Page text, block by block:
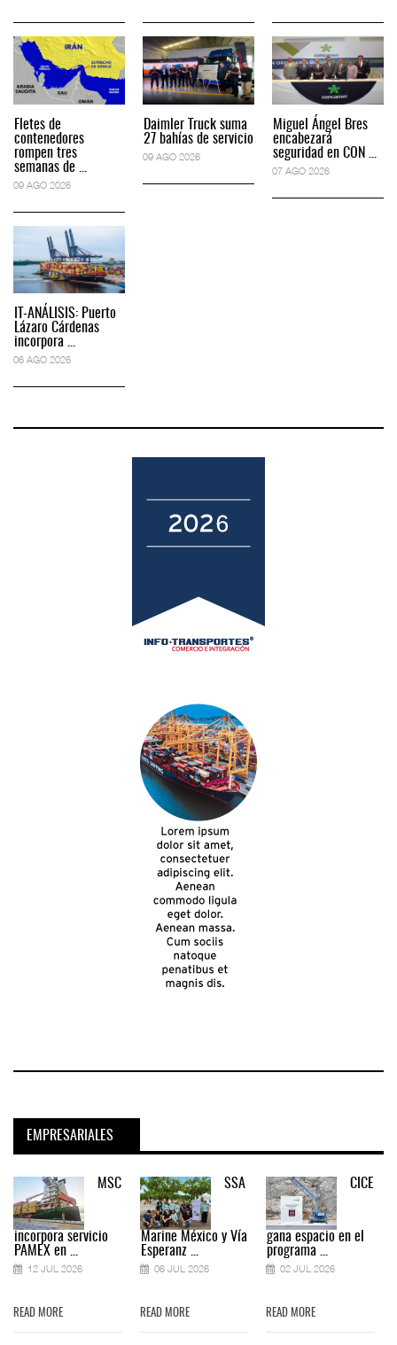
Fletes de
contenedores
rompen tres
semanas de ...
09 AGO 2026
IT-ANÁLISIS: Puerto
Lázaro Cárdenas
incorpora ...
06 AGO 2026
Daimler Truck suma
27 bahías de servicio
09 AGO 2026
Miguel Ángel Bres
encabezará
seguridad en CON ...
07 AGO 2026
EMPRESARIALES
MSC
incorpora servicio
PAMEX en ...
12 JUL 2026
READ MORE
SSA
Marine México y Vía
Esperanz ...
06 JUL 2026
READ MORE
CICE
gana espacio en el
programa ...
02 JUL 2026
READ MORE